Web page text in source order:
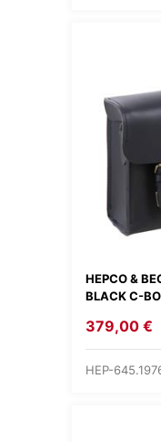
HEPCO &
BLACK C-
379,00 €
HEP-